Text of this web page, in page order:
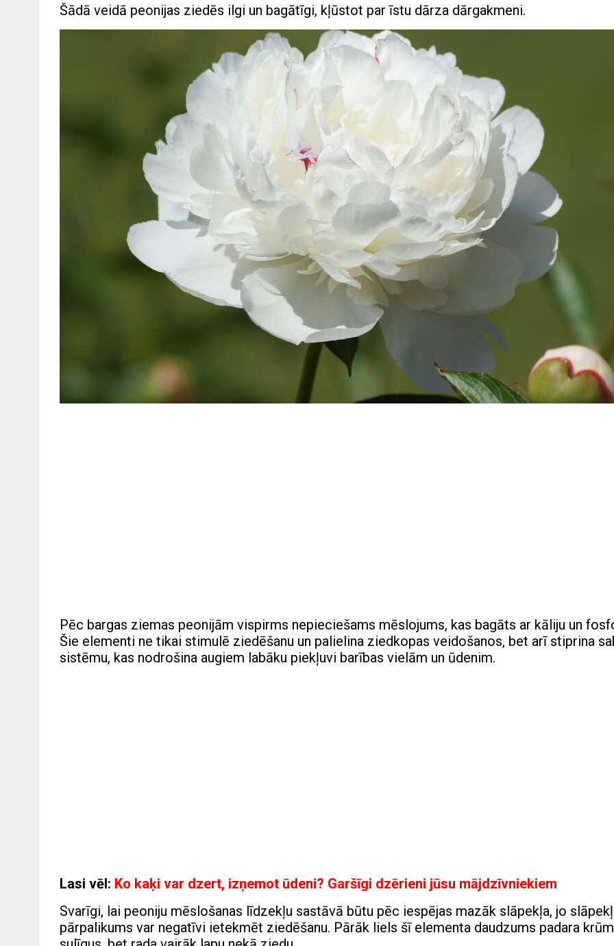
Šādā veidā peonijas ziedēs ilgi un bagātīgi, kļūstot par īstu dārza dārgakmeni.
Pēc bargas ziemas peonijām vispirms nepieciešams mēslojums, kas bagāts ar kāliju un
Šie elementi ne tikai stimulē ziedēšanu un palielina ziedkopas veidošanos, bet arī stiprina
sistēmu, kas nodrošina augiem labāku piekļuvi barības vielām un ūdenim.
Lasi vēl: Ko kaķi var dzert, izņemot ūdeni? Garšīgi dzērieni jūsu mājdzīvniekiem
Svarīgi, lai peoniju mēslošanas līdzekļu sastāvā būtu pēc iespējas mazāk slāpekļa, jo
pārpalikums var negatīvi ietekmēt ziedēšanu. Pārāk liels šī elementa daudzums padara